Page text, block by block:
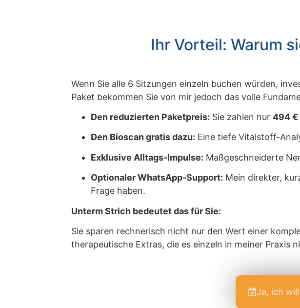
Ihr Vorteil: Warum
Wenn Sie alle 6 Sitzungen einzeln buchen würden,
Paket bekommen Sie von mir jedoch das volle
Den reduzierten Paketpreis: Sie zahlen nur494 €
Den Bioscan gratis dazu: Eine tiefe Vitalstoff-
Exklusive Alltags-Impulse: Maßgeschneiderte
Optionaler WhatsApp-Support: Mein direkter,
Frage haben.
Unterm Strich bedeutet das für Sie:
Sie sparen rechnerisch nicht nur den Wert einer
therapeutische Extras, die es einzeln in meiner Praxis
Ja, ich